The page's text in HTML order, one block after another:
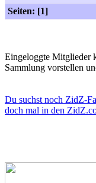
Seiten: [1]
Eingeloggte Mitglieder
Sammlung vorstellen
Du suchst noch ZidZ-
doch mal in den